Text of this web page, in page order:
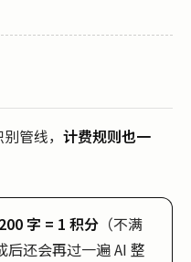
管线， 计费规则也一
字 = 1 积分 （不满
后还会再过一遍 AI 整